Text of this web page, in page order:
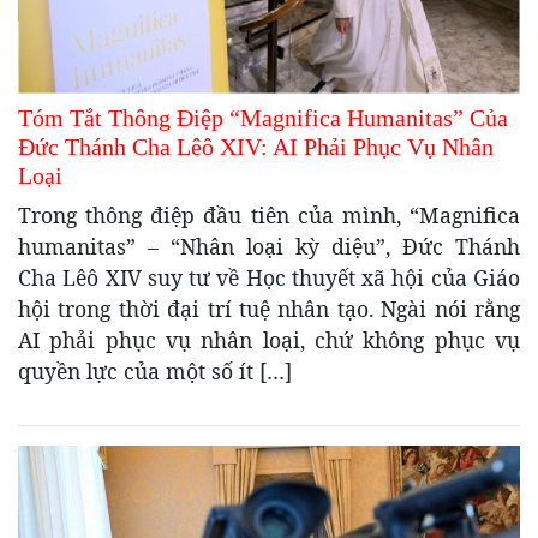
Tóm Tắt Thông Điệp “Magnifica Humanitas” Của
Đức Thánh Cha Lêô XIV: AI Phải Phục Vụ Nhân
Loại
Trong thông điệp đầu tiên của mình, “Magnifica
humanitas” – “Nhân loại kỳ diệu”, Đức Thánh
Cha Lêô XIV suy tư về Học thuyết xã hội của Giáo
hội trong thời đại trí tuệ nhân tạo. Ngài nói rằng
AI phải phục vụ nhân loại, chứ không phục vụ
quyền lực của một số ít […]